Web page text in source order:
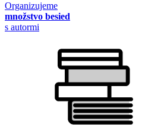
Organizujeme
množstvo besied
s autormi